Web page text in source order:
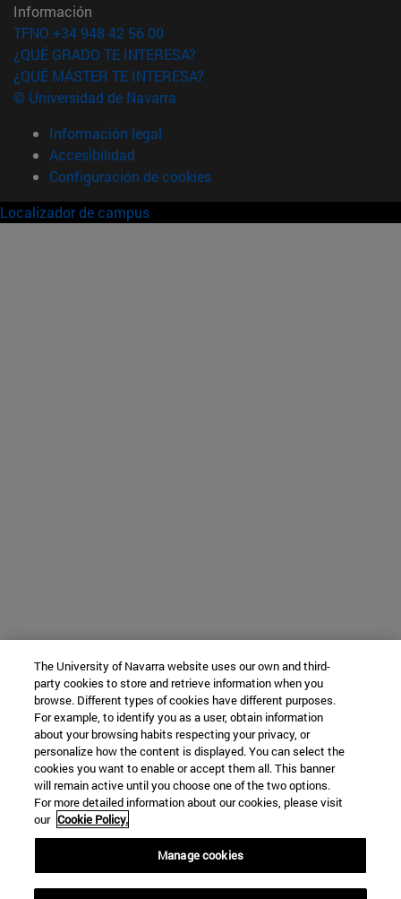
Información
TFNO +34 948 42 56 00
¿QUÉ GRADO TE INTERESA?
¿QUÉ MÁSTER TE INTERESA?
© Universidad de Navarra
Información legal
Accesibilidad
Configuración de cookies
Localizador de campus
The University of Navarra website uses our own and third-
party cookies to store and retrieve information when you
browse. Different types of cookies have different purposes.
For example, to identify you as a user, obtain information
about your browsing habits respecting your privacy, or
personalize how the content is displayed. You can select the
cookies you want to enable or accept them all. This banner
will remain active until you choose one of the two options.
For more detailed information about our cookies, please visit
our Cookie Policy.
Manage cookies